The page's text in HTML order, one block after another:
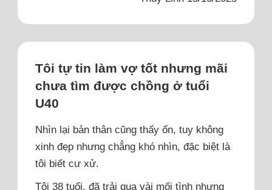
Tôi tự tin làm vợ tốt nhưng mãi
chưa tìm được chồng ở tuổi
U40
Nhìn lại bản thân cũng thấy ổn, tuy không
xinh đẹp nhưng chẳng khó nhìn, đặc biệt là
tôi biết cư xử.
Tôi 38 tuổi, đã trải qua vài mối tình nhưng